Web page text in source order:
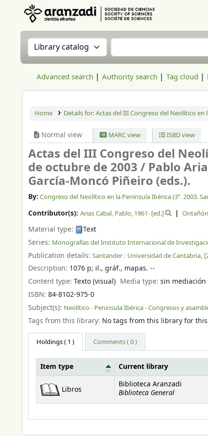
Search the catalog by:Search the catalog
Advanced search Authority search Tag cloud
Home Details for:Actas del III Congreso del Neolítico en
Normal view MARC view ISBD view
Actas del III Congreso del
de octubre de 2003 / Pablo
García-Moncó Piñeiro (eds.).
By: Congreso del Neolítico en la Península Ibérica (3º. 2003.
Contributor(s): Arias Cabal, Pablo, 1961- [ed.]
Material type:
Text
Series: Monografías del Instituto Internacional de
Publication details: Santander : Universidad de Cantabria,
Description: 1076 p; il., gráf., mapas. --
Content type: Texto (visual) Media type:sin mediación
ISBN: 84-8102-975-0
Subject(s): Neolítico - Peninsula Ibérica - Congresos y
Tags from this library: No tags from this library for
Holdings( 1 ) Comments ( 0 )
Item type Current library
Libros
Biblioteca Aranzadi
Biblioteca General